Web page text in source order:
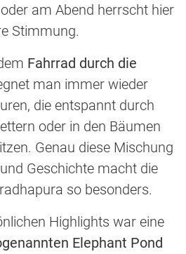
am Abend herrscht hier
Stimmung.
Fahrrad durch die
man immer wieder
die entspannt durch
oder in den Bäumen
Genau diese Mischung
Geschichte macht die
so besonders.
Highlights war eine
Elephant Pond